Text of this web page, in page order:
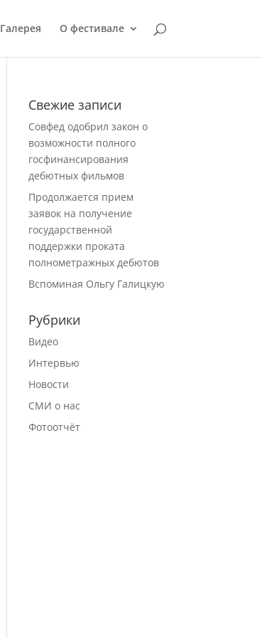
Галерея О фестивале
Свежие записи
Совфед одобрил закон о
возможности полного
госфинансирования
дебютных фильмов
Продолжается прием
заявок на получение
государственной
поддержки проката
полнометражных дебютов
Вспоминая Ольгу Галицкую
Рубрики
Видео
Интервью
Новости
СМИ о нас
Фотоотчёт